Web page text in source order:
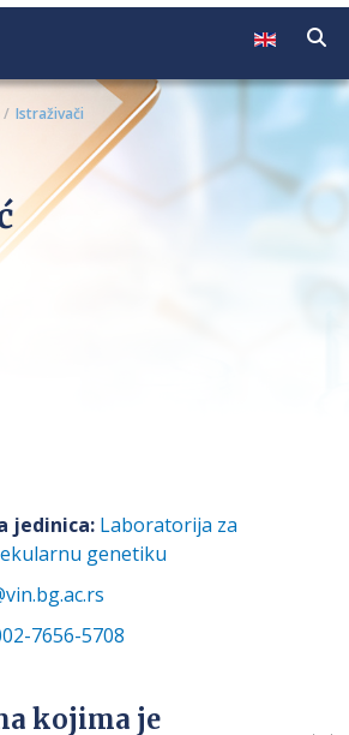
Istraživači
jedinica: Laboratorija za
genetiku
7656-5708
kojima je